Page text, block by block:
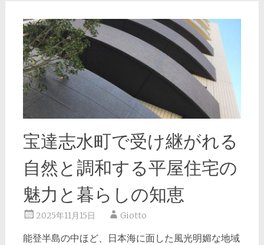
宝達志水町で受け継がれる
自然と調和する平屋住宅の
魅力と暮らしの知恵
2025年11月15日 Giotto
能登半島の中ほど、日本海に面した風光明媚な地域